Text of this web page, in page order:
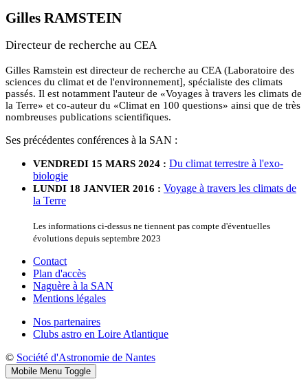
Gilles RAMSTEIN
Directeur de recherche au CEA
Gilles Ramstein est directeur de recherche au CEA (Laboratoire des
sciences du climat et de l'environnement], spécialiste des climats
passés. Il est notamment l'auteur de «Voyages à travers les climats de
la Terre» et co-auteur du «Climat en 100 questions» ainsi que de très
nombreuses publications scientifiques.
Ses précédentes conférences à la SAN :
VENDREDI 15 MARS 2024 : Du climat terrestre à l'exo-
biologie
LUNDI 18 JANVIER 2016 : Voyage à travers les climats de
la Terre
Les informations ci-dessus ne tiennent pas compte d'éventuelles
évolutions depuis septembre 2023
Contact
Plan d'accès
Naguère à la SAN
Mentions légales
Nos partenaires
Clubs astro en Loire Atlantique
© Société d'Astronomie de Nantes
Mobile Menu Toggle